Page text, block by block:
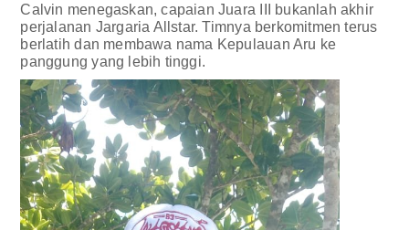
Calvin menegaskan, capaian Juara III bukanlah akhir
perjalanan Jargaria Allstar. Timnya berkomitmen terus
berlatih dan membawa nama Kepulauan Aru ke
panggung yang lebih tinggi.